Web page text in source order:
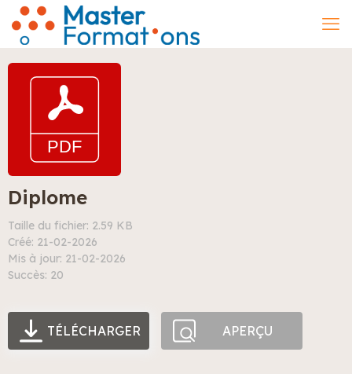
Diplome
Taille du fichier: 2.59 KB
Créé: 21-02-2026
Mis à jour: 21-02-2026
Succès: 20
TÉLÉCHARGER APERÇU